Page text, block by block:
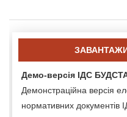
Демо-версія ІДС
Демонстраційна версія
нормативних